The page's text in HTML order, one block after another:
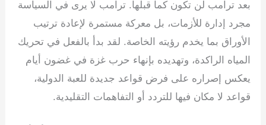
بعد ترامب لن تكون كما قبلها. ترامب لا يرى في السياسة
مجرد إدارة للأزمات، بل معركة مستمرة لإعادة ترتيب
الأوراق بما يخدم رؤيته الخاصة. لقد بدأ بالفعل في تحريك
المياه الراكدة، وتهديده بإنهاء حرب غزة في غضون أيام
يعكس إصراره على فرض قواعد جديدة للعبة الدولية،
قواعد لا مكان فيها للتردد أو التفاهمات التقليدية.